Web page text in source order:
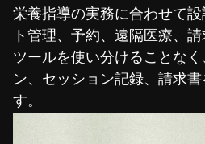
Automatic reminders
メッセージ
Client messaging
SMS and email
Telehealth video
In session notes
記録する
AI Scribe
Clinical notes
治療する
ePrescribe
NEW
Treatment plans
請求する
クリニック管理
コンプライアンスとセキュリ
Carepatron AI
Mental health
Psychologists
Therapists
Dentists
Nurse practitioners
Nurses
Physicians
Psychiatrists
Allied
Dietitians
Nutritionists
Occupational therapists
Wellness
Acupuncturists
Chiropractors
Get started
Book a
ログイ
栄養指導の実務に合わせて
ト管理、予約、遠隔医療、
ツールを使い分けることな
ン、セッション記録、請求
す。